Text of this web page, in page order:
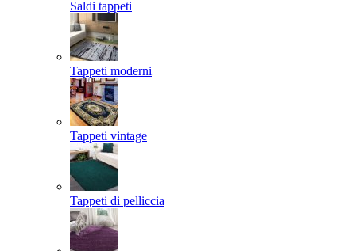
Saldi tappeti
Tappeti moderni
Tappeti vintage
Tappeti di pelliccia